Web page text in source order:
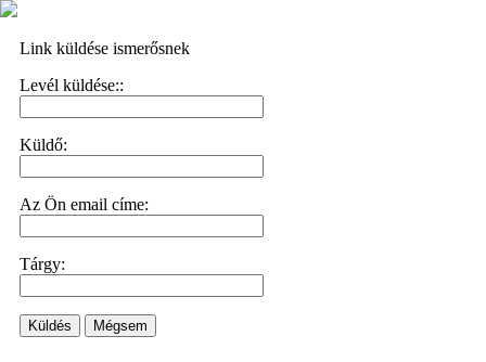
Link küldése ismerősnek
Levél küldése::
Küldő:
Az Ön email címe:
Tárgy:
Küldés Mégsem